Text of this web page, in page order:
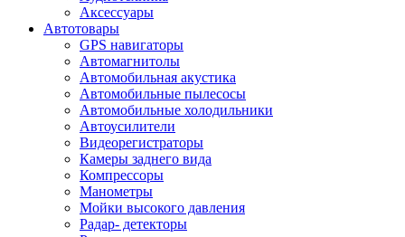
Аксессуары
Автотовары
GPS навигаторы
Автомагнитолы
Автомобильная акустика
Автомобильные пылесосы
Автомобильные холодильники
Автоусилители
Видеорегистраторы
Камеры заднего вида
Компрессоры
Манометры
Мойки высокого давления
Радар- детекторы